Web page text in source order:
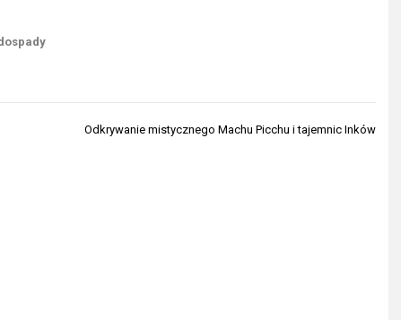
Odkrywanie mistycznego Machu Picchu i tajemnic Inków